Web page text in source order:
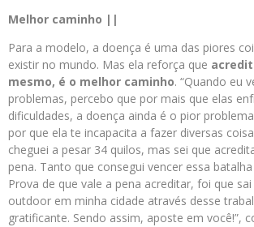
Melhor caminho ||
Para a modelo, a doença é uma das piores
existir no mundo. Mas ela reforça que
mesmo, é o melhor caminho. “Quando eu
problemas, percebo que por mais que elas
dificuldades, a doença ainda é o pior
por que ela te incapacita a fazer diversas
cheguei a pesar 34 quilos, mas sei que
pena. Tanto que consegui vencer essa
Prova de que vale a pena acreditar, foi que
outdoor em minha cidade através desse
gratificante. Sendo assim, aposte em você!”,